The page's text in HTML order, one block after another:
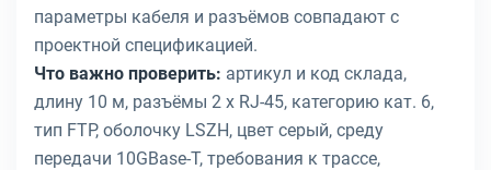
параметры кабеля и разъёмов совпадают с
проектной спецификацией.
Что важно проверить: артикул и код склада,
длину 10 м, разъёмы 2 x RJ-45, категорию кат. 6,
тип FTP, оболочку LSZH, цвет серый, среду
передачи 10GBase-T, требования к трассе,